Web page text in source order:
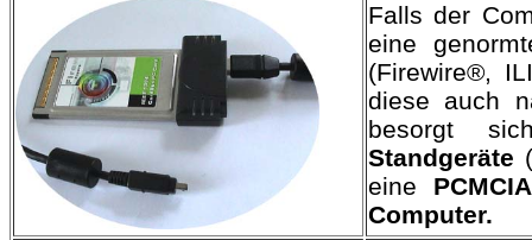
Falls der
eine
(Firewire®,
diese auch
besorgt
Standgeräte
eine
Computer.